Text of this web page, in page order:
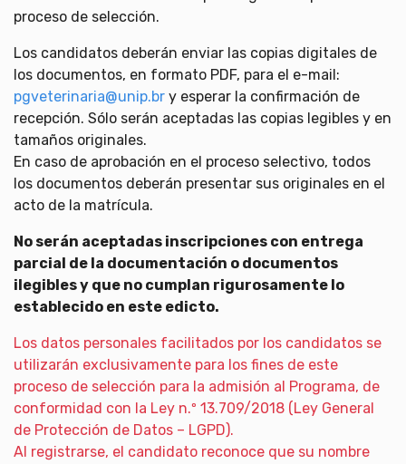
proceso de selección.
Los candidatos deberán enviar las copias digitales de
los documentos, en formato PDF, para el e-mail:
pgveterinaria@unip.br y esperar la confirmación de
recepción. Sólo serán aceptadas las copias legibles y en
tamaños originales.
En caso de aprobación en el proceso selectivo, todos
los documentos deberán presentar sus originales en el
acto de la matrícula.
No serán aceptadas inscripciones con entrega
parcial de la documentación o documentos
ilegibles y que no cumplan rigurosamente lo
establecido en este edicto.
Los datos personales facilitados por los candidatos se
utilizarán exclusivamente para los fines de este
proceso de selección para la admisión al Programa, de
conformidad con la Ley n.º 13.709/2018 (Ley General
de Protección de Datos – LGPD).
Al registrarse, el candidato reconoce que su nombre